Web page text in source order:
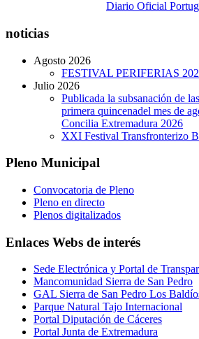
Diario Oficial
noticias
Agosto 2026
FESTIVAL PERIFERIAS
Julio 2026
Publicada la subsanación de
primera quincenadel mes de
Concilia Extremadura 2026
XXI Festival Transfronterizo
Pleno Municipal
Convocatoria de Pleno
Pleno en directo
Plenos digitalizados
Enlaces Webs de interés
Sede Electrónica y Portal de
Mancomunidad Sierra de San Pedro
GAL Sierra de San Pedro Los
Parque Natural Tajo Internacional
Portal Diputación de Cáceres
Portal Junta de Extremadura